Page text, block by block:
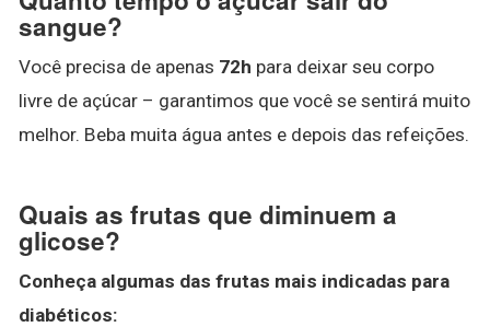
sangue?
Você precisa de apenas 72h para deixar seu corpo
livre de açúcar – garantimos que você se sentirá muito
melhor. Beba muita água antes e depois das refeições.
Quais as frutas que diminuem a
glicose?
Conheça algumas das frutas mais indicadas para
diabéticos: